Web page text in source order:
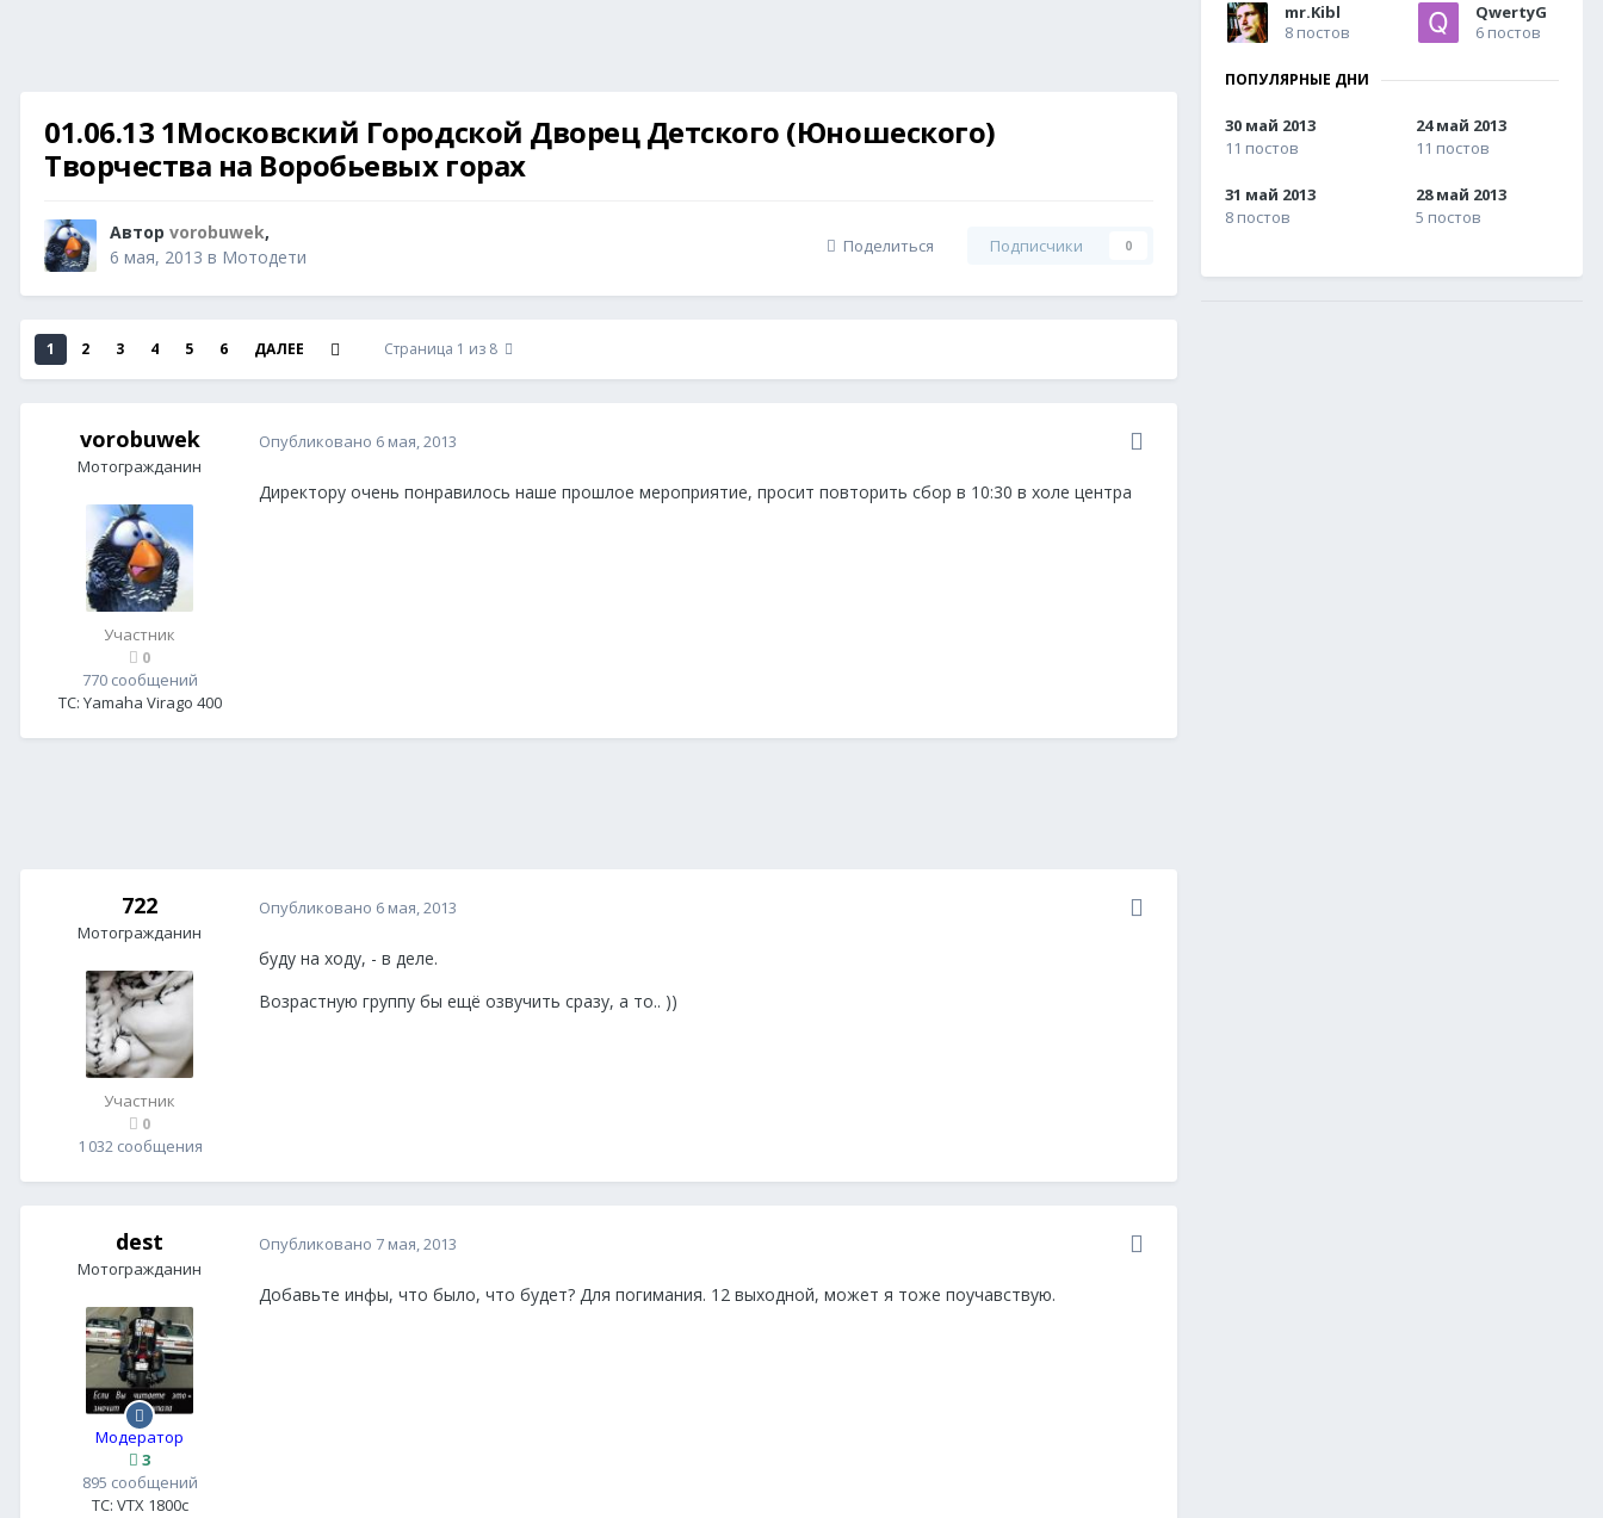
01.06.13 1Московский Городской Дворец Детского (Юношеского)
Творчества на Воробьевых горах
Автор vorobuwek,
6 мая, 2013 в Мотодети Поделиться Подписчики 0
1 2 3 4 5 6 ДАЛЕЕ Страница 1 из 8
vorobuwek
Мотогражданин
Участник
0
770 сообщений
ТС: Yamaha Virago 400
Опубликовано 6 мая, 2013
Директору очень понравилось наше прошлое мероприятие, просит повторить сбор в 10:30 в холе центра
722
Мотогражданин
Участник
0
1 032 сообщения
Опубликовано 6 мая, 2013
буду на ходу, - в деле.
Возрастную группу бы ещё озвучить сразу, а то.. ))
dest
Мотогражданин
Модератор
3
895 сообщений
ТС: VTX 1800c
Опубликовано 7 мая, 2013
Добавьте инфы, что было, что будет? Для погимания. 12 выходной, может я тоже поучавствую.
mr.Kibl
8 постов
QwertyG
6 постов
ПОПУЛЯРНЫЕ ДНИ
30 май 2013
11 постов
24 май 2013
11 постов
31 май 2013
8 постов
28 май 2013
5 постов